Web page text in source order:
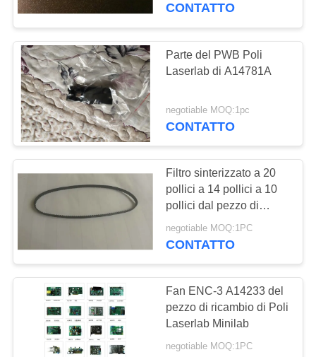
Laser di Minilab
Taglierina della foto
della mano
CONTATTO
Parte del PWB Poli
Laserlab di A14781A
negotiable MOQ:1pc
CONTATTO
Filtro sinterizzato a 20
pollici a 14 pollici a 10
pollici dal pezzo di
ricambio di Poli Laserlab
Minilab
negotiable MOQ:1PC
CONTATTO
Fan ENC-3 A14233 del
pezzo di ricambio di Poli
Laserlab Minilab
negotiable MOQ:1PC